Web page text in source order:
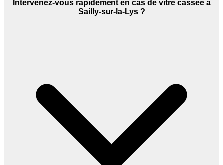
Intervenez-vous rapidement en cas de vitre cassée à
Sailly-sur-la-Lys ?